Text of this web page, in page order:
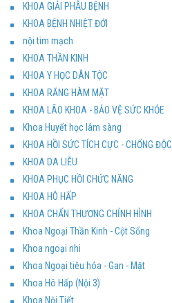
KHOA GIẢI PHẪU BỆNH
KHOA BỆNH NHIỆT ĐỚI
nội tim mạch
KHOA THẦN KINH
KHOA Y HỌC DÂN TỘC
KHOA RĂNG HÀM MẶT
KHOA LÃO KHOA - BẢO VỆ SỨC KHỎE
Khoa Huyết học lâm sàng
KHOA HỒI SỨC TÍCH CỰC - CHỐNG ĐỘC
KHOA DA LIỄU
KHOA PHỤC HỒI CHỨC NĂNG
KHOA HÔ HẤP
KHOA CHẤN THƯƠNG CHỈNH HÌNH
Khoa Ngoại Thần Kinh - Cột Sống
Khoa ngoại nhi
Khoa Ngoại tiêu hóa - Gan - Mật
Khoa Hô Hấp (Nội 3)
Khoa Nội Tiết